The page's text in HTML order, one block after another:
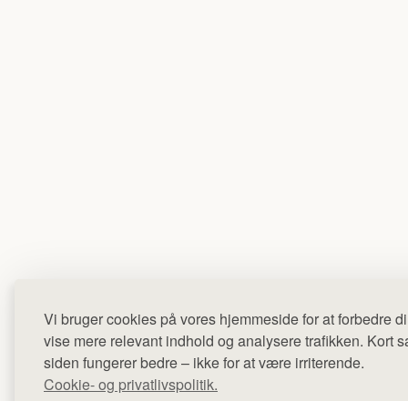
Vi bruger cookies på vores hjemmeside for at forbedre
vise mere relevant indhold og analysere trafikken. Kort
siden fungerer bedre – ikke for at være irriterende.
Cookie- og privatlivspolitik.